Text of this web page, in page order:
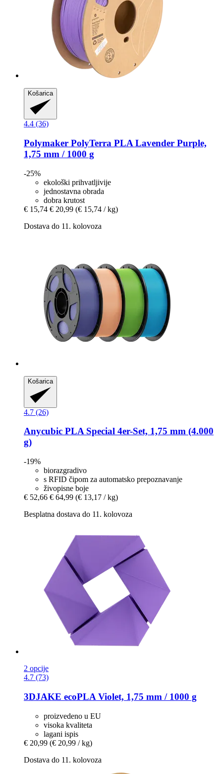
Košarica
4.4 (36)
Polymaker PolyTerra PLA Lavender Purple,
1,75 mm / 1000 g
-25%
ekološki prihvatljivije
jednostavna obrada
dobra krutost
€ 15,74 € 20,99 (€ 15,74 / kg)
Dostava do 11. kolovoza
Košarica
4.7 (26)
Anycubic PLA Special 4er-​Set, 1,75 mm (4.000
g)
-19%
biorazgradivo
s RFID čipom za automatsko prepoznavanje
živopisne boje
€ 52,66 € 64,99 (€ 13,17 / kg)
Besplatna dostava do 11. kolovoza
2 opcije
4.7 (73)
3DJAKE ecoPLA Violet, 1,75 mm / 1000 g
proizvedeno u EU
visoka kvaliteta
lagani ispis
€ 20,99 (€ 20,99 / kg)
Dostava do 11. kolovoza